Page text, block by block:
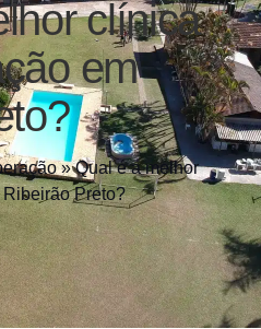
clínica
em
»Qual é a melhor
Preto?